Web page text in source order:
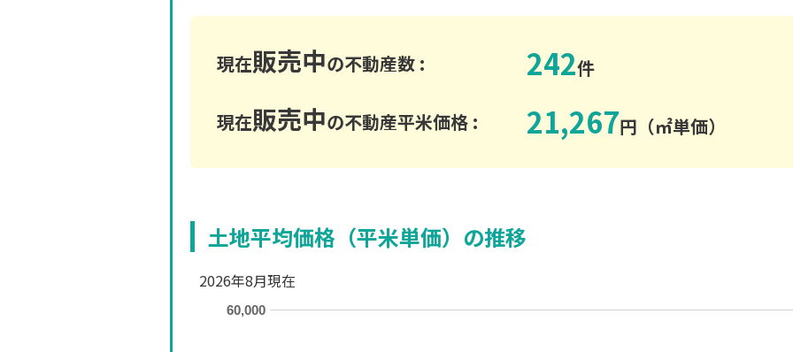
現在販売中の不動産数 : 242件
現在販売中の不動産平米価格 : 21,267円（㎡単価）
土地平均価格（平米単価）の推移
2026年8月現在
60,000